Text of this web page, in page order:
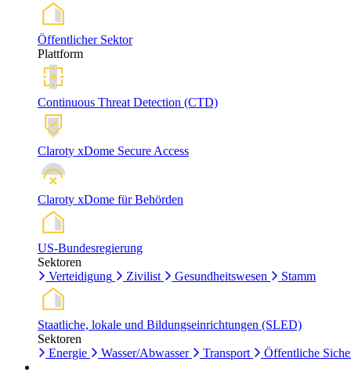
Öffentlicher Sektor
Plattform
Continuous Threat Detection (CTD)
Claroty xDome Secure Access
Claroty xDome für Behörden
US-Bundesregierung
Sektoren
Verteidigung
Zivilist Gesundheitswesen Stamm
Staatliche, lokale und Bildungseinrichtungen (SLED)
Sektoren
Energie
Wasser/Abwasser Transport Öffentliche